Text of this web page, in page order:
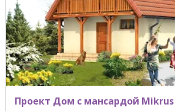
Проект Дом с мансардой Mikrus